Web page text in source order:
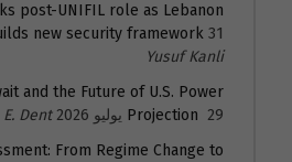
post-UNIFIL role as Lebanon
new security framework 31 يوليو 2026
Yusuf Kanli
and the Future of U.S. Power
Projection 29 يوليو 2026
E. Dent
From Regime Change to